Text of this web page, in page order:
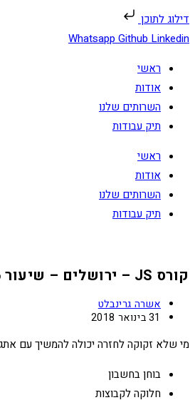
דילוג לתוכן
Skip
content
Whatsapp Github Linkedin
ראשי
אודות
השרותים שלנו
תיק עבודות
ראשי
אודות
השרותים שלנו
תיק עבודות
קורס JS – ירושלים – שיעור 6 – חזרה ואתגרים
מחבר:
אשרה גרינבלט
פורסם:
31 בינואר 2018
מי שלא זקוקה לחזרה יכולה להמשיך עם
בוחן בחשבון
חלוקה לקבוצות